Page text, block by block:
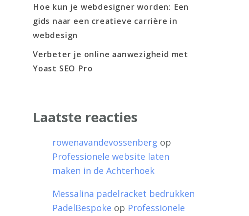
Hoe kun je webdesigner worden: Een
gids naar een creatieve carrière in
webdesign
Verbeter je online aanwezigheid met
Yoast SEO Pro
Laatste reacties
rowenavandevossenberg op
Professionele website laten
maken in de Achterhoek
Messalina padelracket bedrukken
PadelBespoke op Professionele